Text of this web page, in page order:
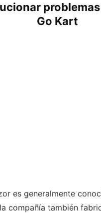
Go Kart
es generalmente
compañía también